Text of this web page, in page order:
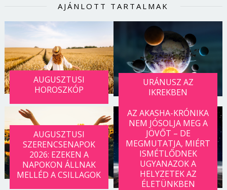
AJÁNLOTT TARTALMAK
AUGUSZTUSI
HOROSZKÓP
URÁNUSZ AZ
IKREKBEN
AUGUSZTUSI
SZERENCSENAPOK
2026: EZEKEN A
NAPOKON ÁLLNAK
MELLÉD A CSILLAGOK
AZ AKASHA-KRÓNIKA
NEM JÓSOLJA MEG A
JÖVŐT – DE
MEGMUTATJA, MIÉRT
ISMÉTLŐDNEK
UGYANAZOK A
HELYZETEK AZ
ÉLETÜNKBEN